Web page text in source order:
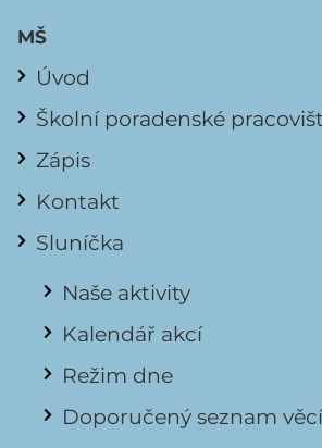
MŠ
Úvod
Školní poradenské
Zápis
Kontakt
Sluníčka
Naše aktivity
Kalendář akcí
Režim dne
Doporučený seznam